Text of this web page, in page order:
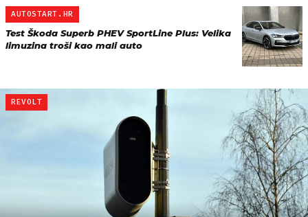
AUTOSTART.HR
Test Škoda Superb PHEV SportLine Plus: Velika
limuzina troši kao mali auto
REVOLT